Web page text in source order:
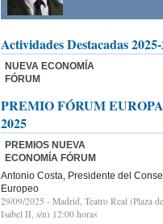
Actividades Destacadas
NUEVA ECONOMÍA
FÓRUM
PREMIO FÓRUM EUROPA
2025
PREMIOS NUEVA
ECONOMÍA FÓRUM
Antonio Costa, Presidente del
Europeo
29/09/2025 - Madrid, Teatro Real (Plaza de
Isabel II, s/n) 12:00 horas